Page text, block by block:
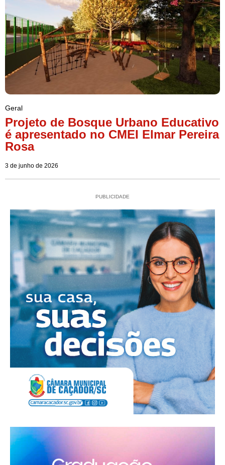
Geral
Projeto de Bosque Urbano Educativo
é apresentado no CMEI Elmar Pereira
Rosa
3 de junho de 2026
PUBLICIDADE